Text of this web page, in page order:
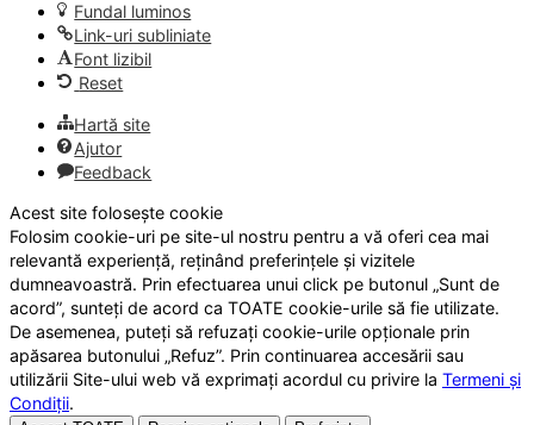
Fundal luminos
Link-uri subliniate
Font lizibil
Reset
Hartă site
Ajutor
Feedback
Acest site folosește cookie
Folosim cookie-uri pe site-ul nostru pentru a vă oferi cea mai
relevantă experiență, reținând preferințele și vizitele
dumneavoastră. Prin efectuarea unui click pe butonul „Sunt de
acord”, sunteți de acord ca TOATE cookie-urile să fie utilizate.
De asemenea, puteți să refuzați cookie-urile opționale prin
apăsarea butonului „Refuz”. Prin continuarea accesării sau
utilizării Site-ului web vă exprimați acordul cu privire la Termeni și
Condiții.